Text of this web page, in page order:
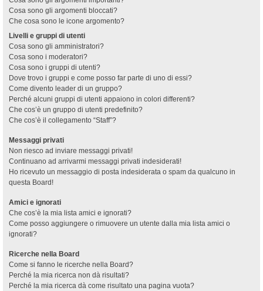
Cosa sono gli argomenti bloccati?
Che cosa sono le icone argomento?
Livelli e gruppi di utenti
Cosa sono gli amministratori?
Cosa sono i moderatori?
Cosa sono i gruppi di utenti?
Dove trovo i gruppi e come posso far parte di uno di essi?
Come divento leader di un gruppo?
Perché alcuni gruppi di utenti appaiono in colori differenti?
Che cos’è un gruppo di utenti predefinito?
Che cos’è il collegamento “Staff”?
Messaggi privati
Non riesco ad inviare messaggi privati!
Continuano ad arrivarmi messaggi privati indesiderati!
Ho ricevuto un messaggio di posta indesiderata o spam da qualcuno in
questa Board!
Amici e ignorati
Che cos’è la mia lista amici e ignorati?
Come posso aggiungere o rimuovere un utente dalla mia lista amici o
ignorati?
Ricerche nella Board
Come si fanno le ricerche nella Board?
Perché la mia ricerca non dà risultati?
Perché la mia ricerca dà come risultato una pagina vuota?